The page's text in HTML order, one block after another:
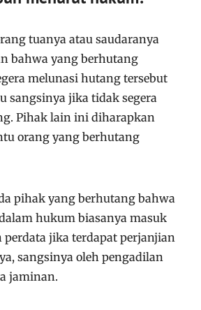
tuanya atau saudaranya
bahwa yang berhutang
melunasi hutang tersebut
sangsinya jika tidak segera
Pihak lain ini diharapkan
orang yang berhutang
pihak yang berhutang bahwa
hukum biasanya masuk
perdata jika terdapat perjanjian
sangsinya oleh pengadilan
jaminan.